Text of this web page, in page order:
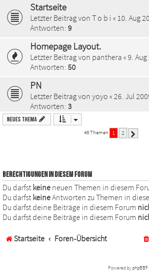
Startseite
Letzter Beitrag von T o b i « 10. Aug
Antworten: 9
Homepage Layout.
Letzter Beitrag von panthera «9.
Antworten: 50
PN
Letzter Beitrag von yoyo «26. Jul
Antworten: 3
Neues Thema
46 Themen 1 2
BERECHTIGUNGEN IN DIESEM FORUM
Du darfst keine neuen Themen in diesem
Du darfst keineAntworten zu Themen in
Du darfst deine Beiträge in diesem Forum
Du darfst deine Beiträge in diesem Forum
Startseite Foren-Übersicht
Powered by phpBB®